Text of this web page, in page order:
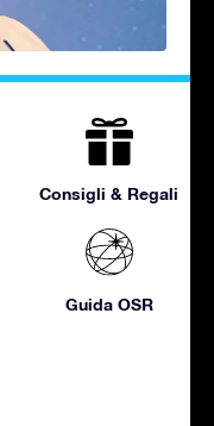
Consigli & Regali
Guida OSR